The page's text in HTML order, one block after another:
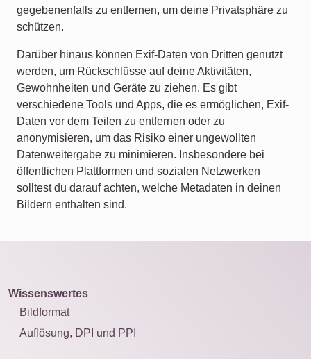
gegebenenfalls zu entfernen, um deine Privatsphäre zu
schützen.
Darüber hinaus können Exif-Daten von Dritten genutzt
werden, um Rückschlüsse auf deine Aktivitäten,
Gewohnheiten und Geräte zu ziehen. Es gibt
verschiedene Tools und Apps, die es ermöglichen, Exif-
Daten vor dem Teilen zu entfernen oder zu
anonymisieren, um das Risiko einer ungewollten
Datenweitergabe zu minimieren. Insbesondere bei
öffentlichen Plattformen und sozialen Netzwerken
solltest du darauf achten, welche Metadaten in deinen
Bildern enthalten sind.
Wissenswertes
Bildformat
Auflösung, DPI und PPI